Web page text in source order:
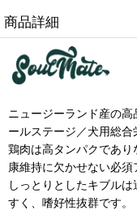
商品詳細
ニュージーランド産の
ールステージ／犬用総合
鶏肉は高タンパクであ
康維持に欠かせない必須
しっとりとしたキブル
すく、嗜好性抜群です。